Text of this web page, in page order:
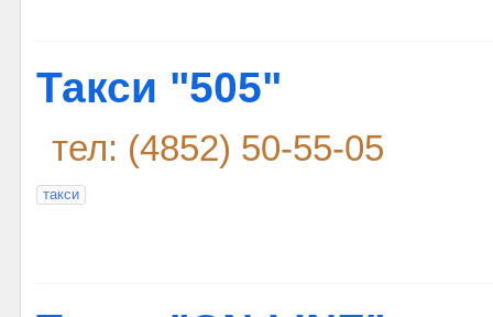
Такси "505"
тел: (4852) 50-55-05
такси